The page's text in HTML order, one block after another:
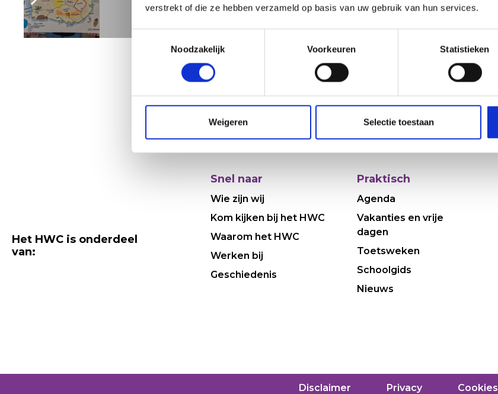
verstrekt of die ze hebben verzameld op basis van uw gebruik van hun services.
Noodzakelijk
Voorkeuren Statistieken
Weigeren Selectie toestaan
Het HWC is onderdeel
van:
Snel naar
Wie zijn wij
Kom kijken bij het HWC
Waarom het HWC
Werken bij
Geschiedenis
Praktisch
Agenda
Vakanties en vrije
dagen
Toetsweken
Schoolgids
Nieuws
Disclaimer Privacy Cookies